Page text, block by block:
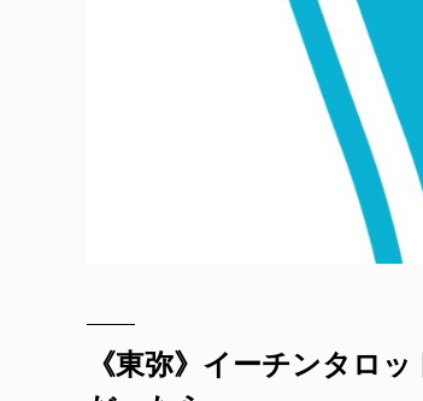
《東弥》イーチンタロ